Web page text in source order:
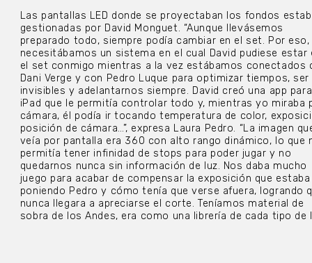
Las pantallas LED donde se proyectaban los fondos
gestionadas por David Monguet. “Aunque llevásemos
preparado todo, siempre podía cambiar en el set. Por eso,
necesitábamos un sistema en el cual David pudiese estar
el set conmigo mientras a la vez estábamos conectados
Dani Verge y con Pedro Luque para optimizar tiempos, ser
invisibles y adelantarnos siempre. David creó una app para
iPad que le permitía controlar todo y, mientras yo miraba
cámara, él podía ir tocando temperatura de color,
posición de cámara…”, expresa Laura Pedro. “La imagen
veía por pantalla era 360 con alto rango dinámico, lo que
permitía tener infinidad de stops para poder jugar y no
quedarnos nunca sin información de luz. Nos daba mucho
juego para acabar de compensar la exposición que estaba
poniendo Pedro y cómo tenía que verse afuera, logrando
nunca llegara a apreciarse el corte. Teníamos material de
sobra de los Andes, era como una librería de cada tipo de